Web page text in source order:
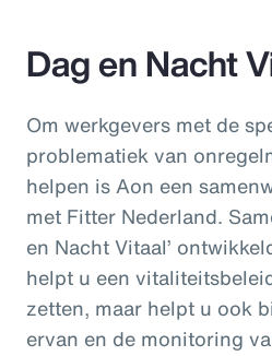
Dag en Nacht
Om werkgevers met de
problematiek van
helpen is Aon een
met Fitter Nederland.
en Nacht Vitaal’
helpt u een
zetten, maar helpt u ook
ervan en de monitoring